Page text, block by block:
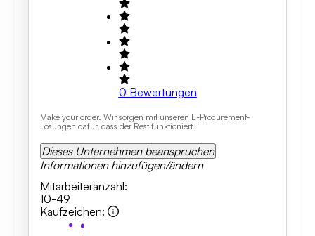
0 Bewertungen
Make your order. Wir sorgen mit unseren E-Procurement-
Lösungen dafür, dass der Rest funktioniert.
Dieses Unternehmen beanspruchen
Informationen hinzufügen/ändern
Mitarbeiteranzahl:
10-49
Kaufzeichen: